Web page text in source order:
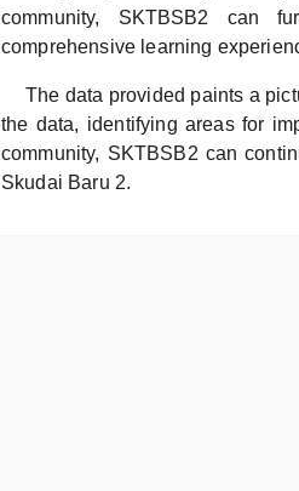
community, SKTBSB2 can
comprehensive learning
The data provided paints a
the data, identifying areas for
community, SKTBSB2 can
Skudai Baru 2.